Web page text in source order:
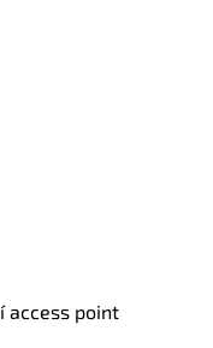
access point